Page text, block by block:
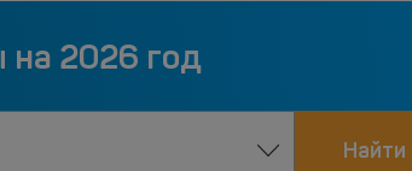
2026 год
Найти